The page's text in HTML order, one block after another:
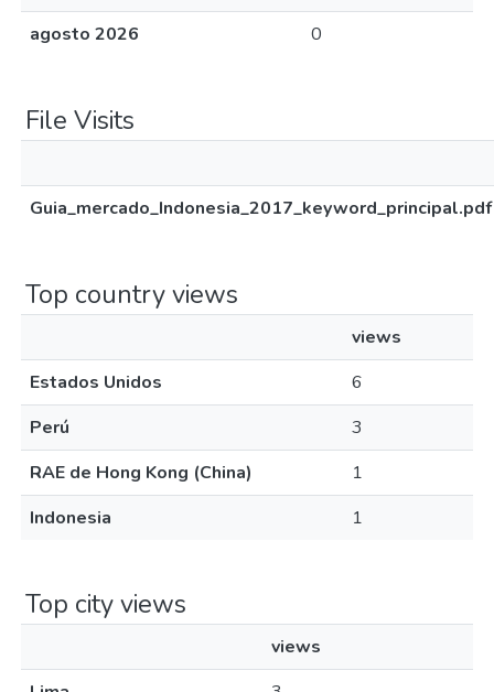
agosto 2026
0
File Visits
Guia_mercado_Indonesia_2017_keyword_principal.pdf
Top country views
views
Estados Unidos
6
Perú
3
RAE de Hong Kong (China)
1
Indonesia
1
Top city views
views